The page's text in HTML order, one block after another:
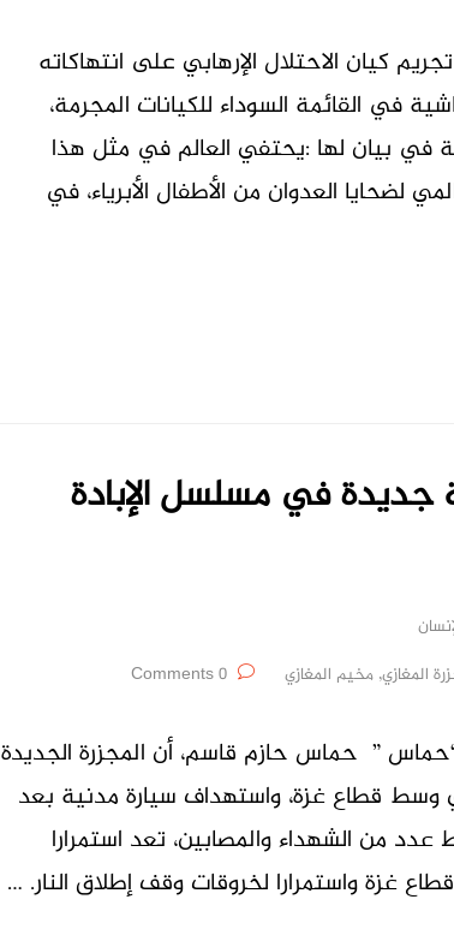
كيان الاحتلال الإرهابي على انتهاكاته
في القائمة السوداء للكيانات المجرمة،
في بيان لها :يحتفي العالم في مثل هذا
لضحايا العدوان من الأطفال الأبرياء، في
في مسلسل الإبادة
المغازي, مخيم المغازي
“حماس ” حماس حازم قاسم، أن المجزرة الجديدة
وسط قطاع غزة، واستهداف سيارة مدنية بعد
من الشهداء والمصابين، تعد استمرارا
غزة واستمرارا لخروقات وقف إطلاق النار. …